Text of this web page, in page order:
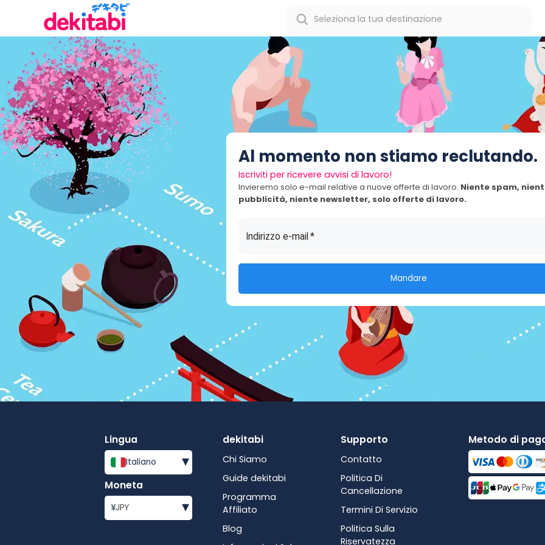
Login
Al momento non stiamo reclutando.
Iscriviti per ricevere avvisi di lavoro!
Invieremo solo e-mail relative a nuove offerte di lavoro. Niente spam,
pubblicità, niente newsletter, solo offerte di lavoro.
Indirizzo e-mail *
Mandare
Lingua
Italiano ▾
Moneta
¥JPY ▾
dekitabi
Chi Siamo
Guide dekitabi
Programma
Affiliato
Blog
Supporto
Contatto
Politica Di
Cancellazione
Termini Di Servizio
Politica Sulla
Riservatezza
Metodo di